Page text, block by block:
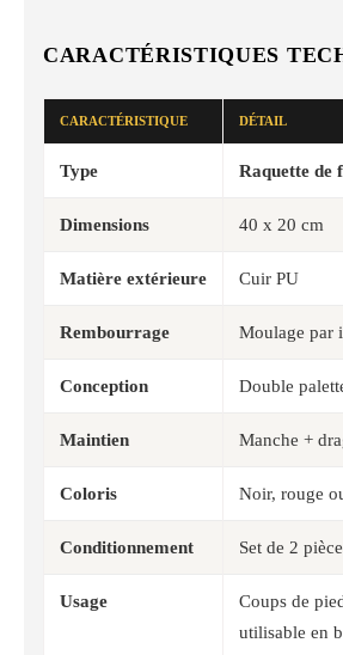
CARACTÉRISTIQUES
CARACTÉRISTIQUE DÉTAIL
Type Raquette de
Dimensions 40 x 20 cm
Matière extérieure Cuir PU
Rembourrage Moulage par
Conception Double
Maintien Manche +
Coloris Noir, rouge
Conditionnement Set de 2
Usage
Coups de
utilisable en